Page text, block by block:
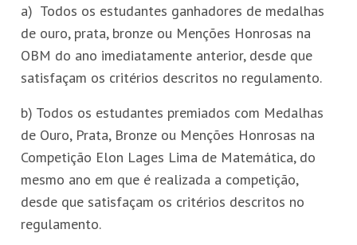
a) Todos os estudantes ganhadores de medalhas
de ouro, prata, bronze ou Menções Honrosas na
OBM do ano imediatamente anterior, desde que
satisfaçam os critérios descritos no regulamento.
b) Todos os estudantes premiados com Medalhas
de Ouro, Prata, Bronze ou Menções Honrosas na
Competição Elon Lages Lima de Matemática, do
mesmo ano em que é realizada a competição,
desde que satisfaçam os critérios descritos no
regulamento.